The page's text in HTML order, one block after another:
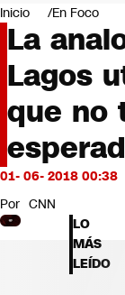
Negocios
Deportes
Programas
Cultura
Servicios
Bits
CNN Data
CNN tiempo
Futuro 360
Inicio En Foco
La
Lagos
que no
01- 06- 2018 00:38
Por CNN
LO
MÁS
LEÍDO